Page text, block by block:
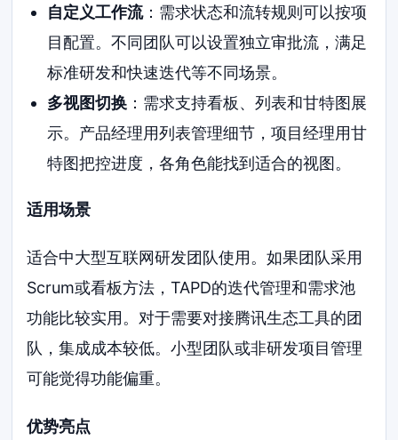
自定义工作流：需求状态和流转规则可以按项
目配置。不同团队可以设置独立审批流，满足
标准研发和快速迭代等不同场景。
多视图切换：需求支持看板、列表和甘特图展
示。产品经理用列表管理细节，项目经理用甘
特图把控进度，各角色能找到适合的视图。
适用场景
适合中大型互联网研发团队使用。如果团队采用
Scrum或看板方法，TAPD的迭代管理和需求池
功能比较实用。对于需要对接腾讯生态工具的团
队，集成成本较低。小型团队或非研发项目管理
可能觉得功能偏重。
优势亮点